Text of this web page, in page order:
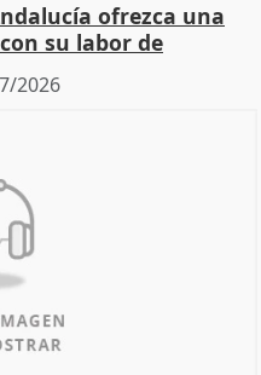
ofrezca una
su labor de
2026